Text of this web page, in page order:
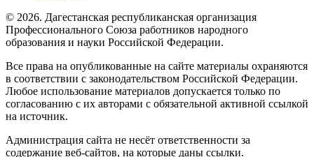
© 2026. Дагестанская республиканская организация
Профессионального Союза работников народного
образования и науки Российской Федерации.
Все права на опубликованные на сайте материалы охраняются
в соответствии с законодательством Российской Федерации.
Любое использование материалов допускается только по
согласованию с их авторами с обязательной активной ссылкой
на источник.
Администрация сайта не несёт ответственности за
содержание веб-сайтов, на которые даны ссылки.